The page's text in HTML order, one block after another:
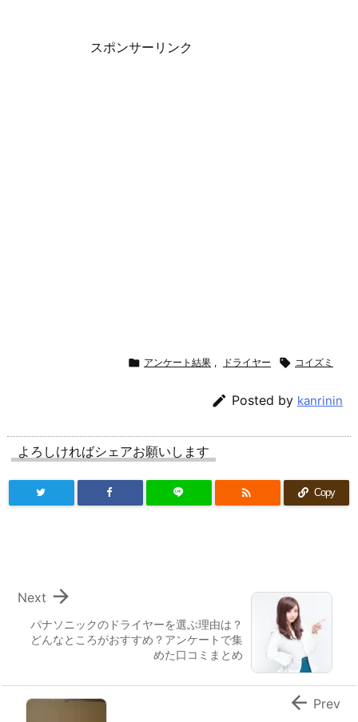
スポンサーリンク
 アンケート結果 , ドライヤー  コイズミ
 Posted by kanrinin
よろしければシェアお願いします
 Copy
パナソニックのドライヤーを選ぶ理由は？
どんなところがおすすめ？アンケートで集
めた口コミまとめ

Next
 Prev